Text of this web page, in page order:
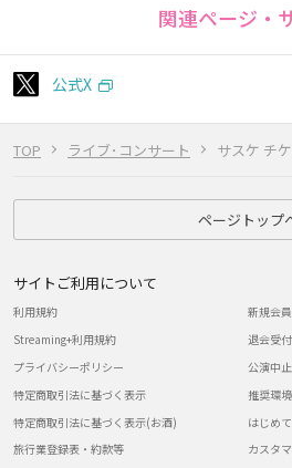
TOP ライブ･コンサート サスケ チ
関連ページ・
公式X
ページトップ
サイトご利用について
利用規約
Streaming+利用規約
プライバシーポリシー
特定商取引法に基づく表示
特定商取引法に基づく表示(お酒)
旅行業登録表・約款等
新規会
退会受付
公演中
推奨環境
はじめ
カスタ